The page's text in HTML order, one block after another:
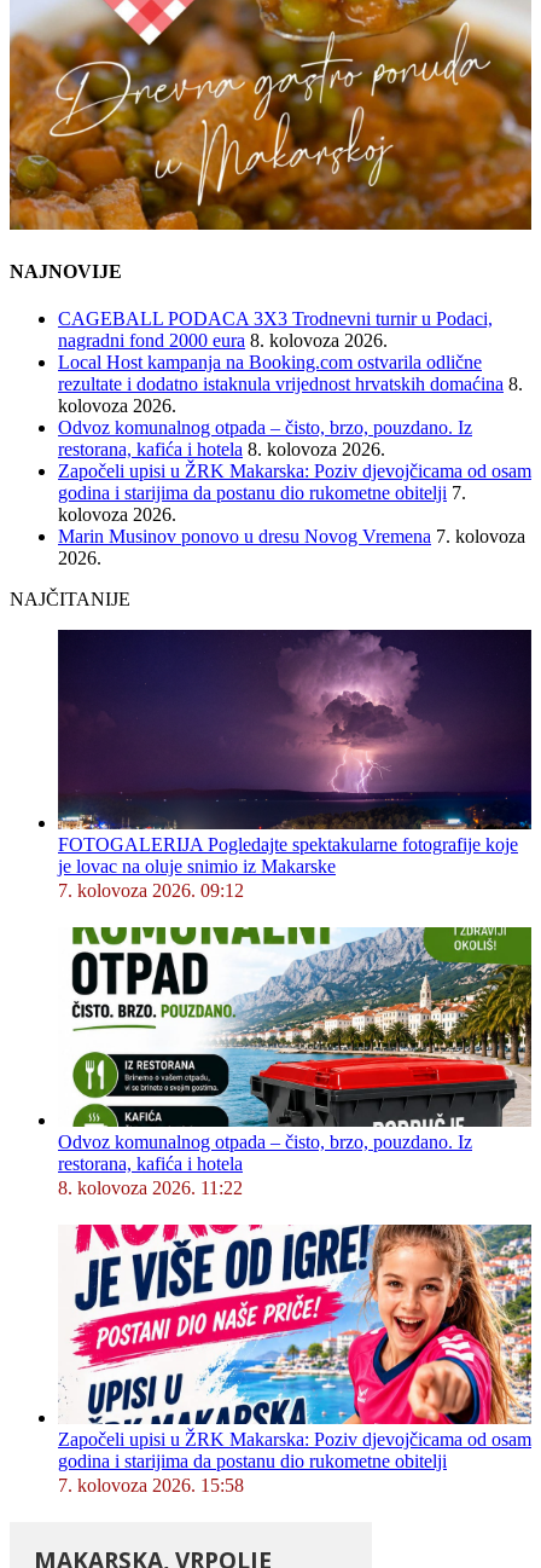
NAJNOVIJE
CAGEBALL PODACA 3X3 Trodnevni turnir u Podaci,
nagradni fond 2000 eura 8. kolovoza 2026.
Local Host kampanja na Booking.com ostvarila odlične
rezultate i dodatno istaknula vrijednost hrvatskih domaćina 8.
kolovoza 2026.
Odvoz komunalnog otpada – čisto, brzo, pouzdano. Iz
restorana, kafića i hotela 8. kolovoza 2026.
Započeli upisi u ŽRK Makarska: Poziv djevojčicama od osam
godina i starijima da postanu dio rukometne obitelji 7.
kolovoza 2026.
Marin Musinov ponovo u dresu Novog Vremena 7. kolovoza
2026.
NAJČITANIJE
FOTOGALERIJA Pogledajte spektakularne fotografije koje
je lovac na oluje snimio iz Makarske
7. kolovoza 2026. 09:12
Odvoz komunalnog otpada – čisto, brzo, pouzdano. Iz
restorana, kafića i hotela
8. kolovoza 2026. 11:22
Započeli upisi u ŽRK Makarska: Poziv djevojčicama od osam
godina i starijima da postanu dio rukometne obitelji
7. kolovoza 2026. 15:58